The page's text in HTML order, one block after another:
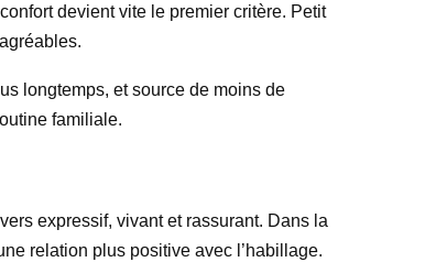
devient vite le premier critère. Petit
longtemps, et source de moins de
familiale.
expressif, vivant et rassurant. Dans la
relation plus positive avec l’habillage.